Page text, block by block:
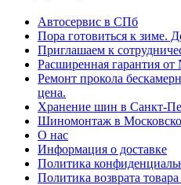
Автосервис в СПб
Пора готовиться к
Приглашаем к
Расширенная гарантия от
Ремонт прокола
цена.
Хранение шин в Санкт-
Шиномонтаж в
О нас
Информация о доставке
Политика
Политика возврата